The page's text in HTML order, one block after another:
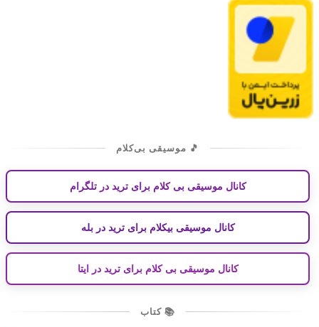
🎵 موسیقی بی‌کلام
کانال موسیقی بی کلام برای ترید در تلگرام
کانال موسیقی بیکلام برای ترید در بله
کانال موسیقی بی کلام برای ترید در ایتا
📚 کتاب